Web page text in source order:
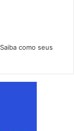
Saiba como seus